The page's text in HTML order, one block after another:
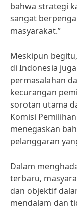
bahwa strategi
sangat
masyarakat.”
Meskipun
di Indonesia
permasalahan
kecurangan
sorotan utama
Komisi
menegaskan
pelanggaran
Dalam
terbaru,
dan objektif
mendalam dan